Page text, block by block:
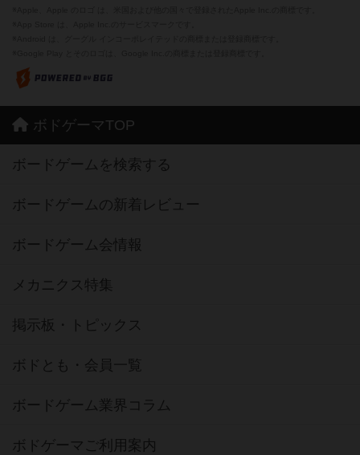
ボドゲーマTOP
ボードゲームを検索する
ボードゲームの新着レビュー
ボードゲーム会情報
メカニクス特集
掲示板・トピックス
ボドとも・会員一覧
ボードゲーム業界コラム
ボドゲーマご利用案内